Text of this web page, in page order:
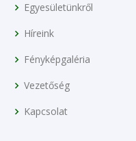
Egyesületünkről
Híreink
Fényképgaléria
Vezetőség
Kapcsolat